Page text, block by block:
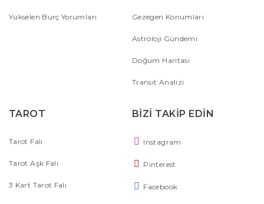
Yükselen Burç Yorumları Gezegen Konumları
Astroloji Gündemi
Doğum Haritası
Transit Analizi
TAROT
Tarot Falı
Tarot Aşk Falı
3 Kart Tarot Falı
BİZİ TAKİP EDİN
Instagram
Pinterest
Facebook